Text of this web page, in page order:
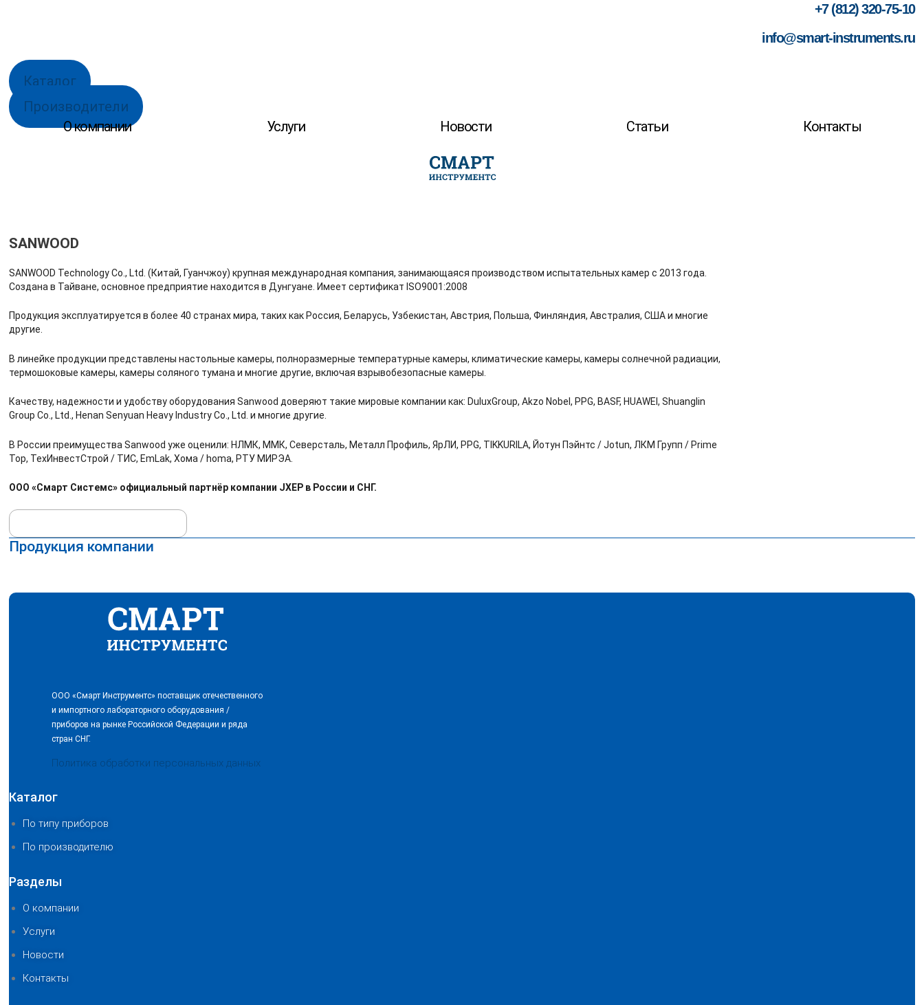
+7 (812) 320-75-10
info@smart-instruments.ru
Каталог
Производители
О компании
Услуги Новости Статьи Контакты
SANWOOD
SANWOOD Technology Co., Ltd. (Китай, Гуанчжоу) крупная международная компания, занимающаяся производством испытательных камер с 2013 года.
Создана в Тайване, основное предприятие находится в Дунгуане. Имеет сертификат ISO9001:2008
Продукция эксплуатируется в более 40 странах мира, таких как Россия, Беларусь, Узбекистан, Австрия, Польша, Финляндия, Австралия, США и многие
другие.
В линейке продукции представлены настольные камеры, полноразмерные температурные камеры, климатические камеры, камеры солнечной радиации,
термошоковые камеры, камеры соляного тумана и многие другие, включая взрывобезопасные камеры.
Качеству, надежности и удобству оборудования Sanwood доверяют такие мировые компании как: DuluxGroup, Akzo Nobel, PPG, BASF, HUAWEI, Shuanglin
Group Co., Ltd., Henan Senyuan Heavy Industry Co., Ltd. и многие другие.
В России преимущества Sanwood уже оценили: НЛМК, ММК, Северсталь, Металл Профиль, ЯрЛИ, PPG, TIKKURILA, Йотун Пэйнтс / Jotun, ЛКМ Групп / Prime
Top, ТехИнвестСтрой / ТИС, EmLak, Хома / homa, РТУ МИРЭА.
ООО «Смарт Системс» официальный партнёр компании JXEP в России и СНГ.
Продукция компании
ООО «Смарт Инструментс» поставщик отечественного
и импортного лабораторного оборудования /
приборов на рынке Российской Федерации и ряда
стран СНГ.
Политика обработки персональных данных
Каталог
По типу приборов
По производителю
Разделы
О компании
Услуги
Новости
Контакты